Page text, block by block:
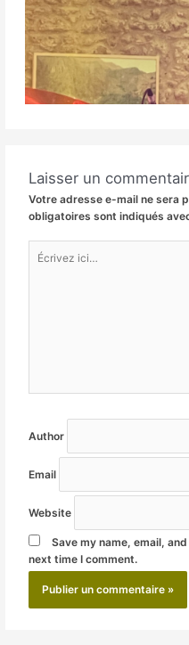
Laisser un
Votre adresse e-mail ne sera
obligatoires sont indiqués
Écrivez
ici…
Author
Email
Website
Save my name, email,
next time I comment.